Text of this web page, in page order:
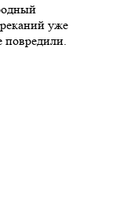
уже
повредили.